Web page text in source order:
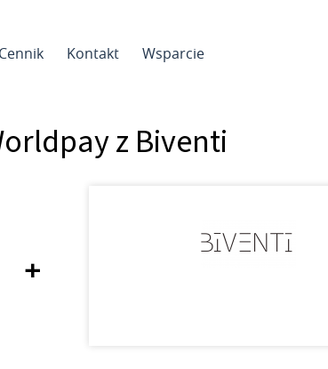
Cennik Kontakt Wsparcie
z Biventi
+